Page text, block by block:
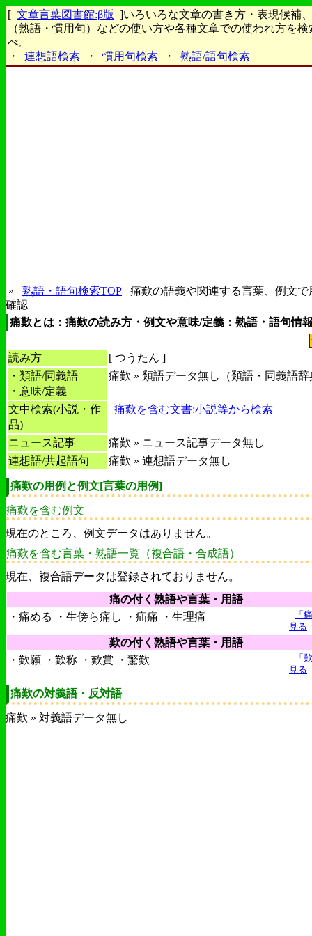
[ 文章言葉図書館:β版 ]いろいろな文章の書き方・表現候補
（熟語・慣用句）などの使い方や各種文章での使われ方を検
べ。
・
連想語検索 ・ 慣用句検索 ・ 熟語/語句検索
» 熟語・語句検索TOP
痛歎の語義や関連する言葉、例文で
確認
痛歎とは：痛歎の読み方・例文や意味/定義：熟語・語句情
読み方 [ つうたん ]
・類語/同義語
・意味/定義
痛歎 » 類語データ無し（類語・同義語辞
文中検索(小説・作
品)
痛歎を含む文書:小説等から検索
ニュース記事
痛歎 » ニュース記事データ無し
連想語/共起語句
痛歎 » 連想語データ無し
痛歎の用例と例文[言葉の用例]
痛歎を含む例文
現在のところ、例文データはありません。
痛歎を含む言葉・熟語一覧（複合語・合成語）
現在、複合語データは登録されておりません。
痛の付く熟語や言葉・用語
・痛める ・生傍ら痛し ・疝痛 ・生理痛
「
見る
歎の付く熟語や言葉・用語
・歎願 ・歎称 ・歎賞 ・驚歎
「
見る
痛歎の対義語・反対語
痛歎 » 対義語データ無し